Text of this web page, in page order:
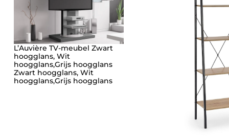
L’Auvière TV-meubel Zwart
hoogglans, Wit
hoogglans,Grijs hoogglans
Zwart hoogglans, Wit
hoogglans,Grijs hoogglans